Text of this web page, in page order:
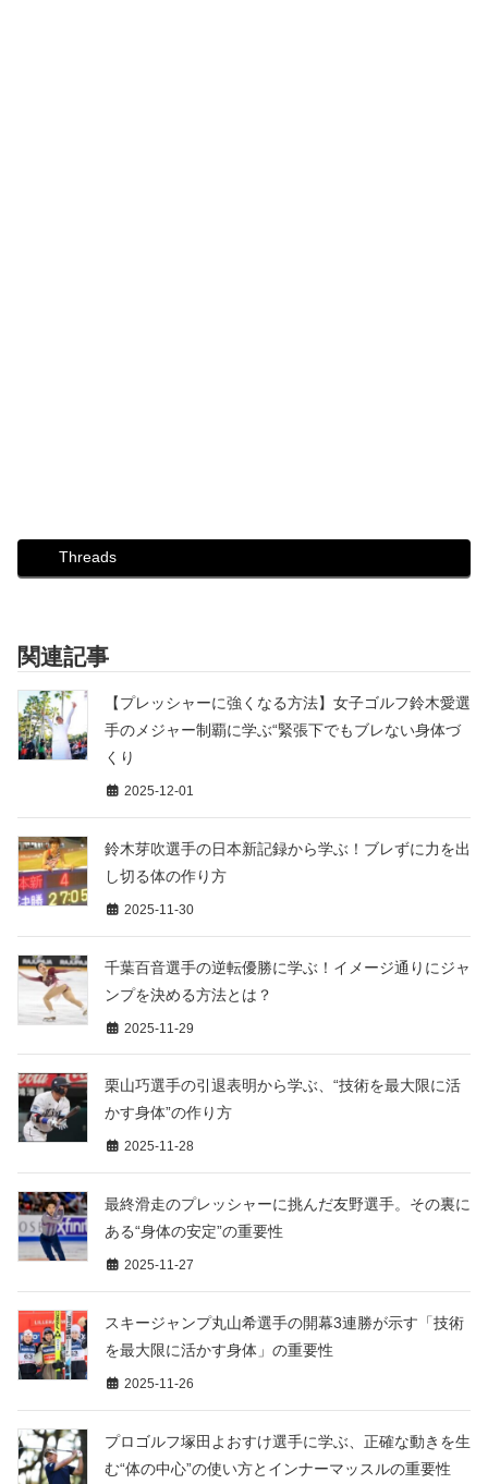
Threads
関連記事
【プレッシャーに強くなる方法】女子ゴルフ鈴木愛選
手のメジャー制覇に学ぶ“緊張下でもブレない身体づ
くり
2025-12-01
鈴木芽吹選手の日本新記録から学ぶ！ブレずに力を出
し切る体の作り方
2025-11-30
千葉百音選手の逆転優勝に学ぶ！イメージ通りにジャ
ンプを決める方法とは？
2025-11-29
栗山巧選手の引退表明から学ぶ、“技術を最大限に活
かす身体”の作り方
2025-11-28
最終滑走のプレッシャーに挑んだ友野選手。その裏に
ある“身体の安定”の重要性
2025-11-27
スキージャンプ丸山希選手の開幕3連勝が示す「技術
を最大限に活かす身体」の重要性
2025-11-26
プロゴルフ塚田よおすけ選手に学ぶ、正確な動きを生
む“体の中心”の使い方とインナーマッスルの重要性